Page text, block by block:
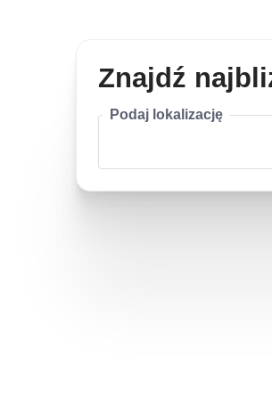
Znajdź
Podaj lokalizację